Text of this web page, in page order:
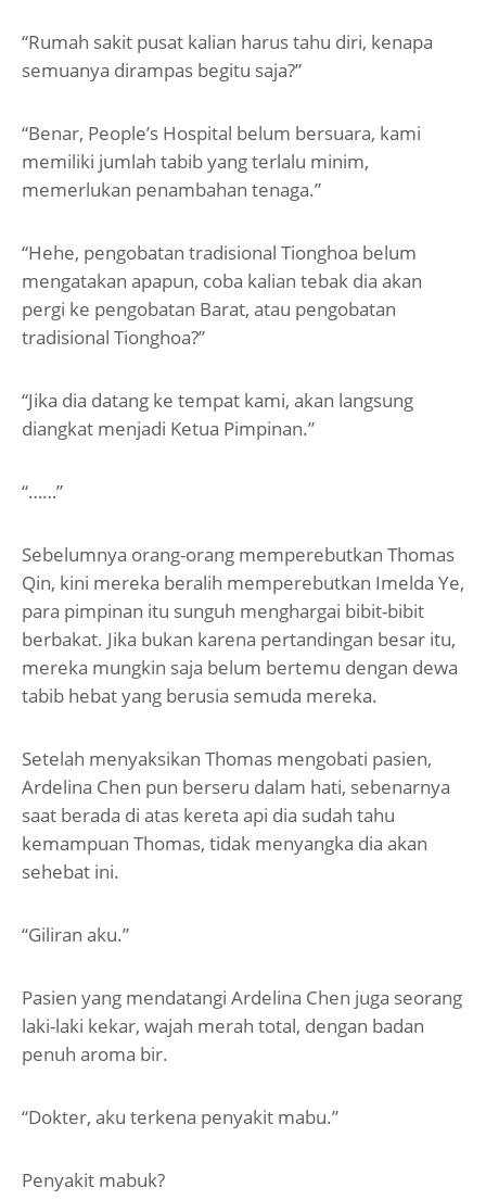
“Rumah sakit pusat kalian harus tahu diri, kenapa
semuanya dirampas begitu saja?”
“Benar, People’s Hospital belum bersuara, kami
memiliki jumlah tabib yang terlalu minim,
memerlukan penambahan tenaga.”
“Hehe, pengobatan tradisional Tionghoa belum
mengatakan apapun, coba kalian tebak dia akan
pergi ke pengobatan Barat, atau pengobatan
tradisional Tionghoa?”
“Jika dia datang ke tempat kami, akan langsung
diangkat menjadi Ketua Pimpinan.”
“……”
Sebelumnya orang-orang memperebutkan Thomas
Qin, kini mereka beralih memperebutkan Imelda Ye,
para pimpinan itu sunguh menghargai bibit-bibit
berbakat. Jika bukan karena pertandingan besar itu,
mereka mungkin saja belum bertemu dengan dewa
tabib hebat yang berusia semuda mereka.
Setelah menyaksikan Thomas mengobati pasien,
Ardelina Chen pun berseru dalam hati, sebenarnya
saat berada di atas kereta api dia sudah tahu
kemampuan Thomas, tidak menyangka dia akan
sehebat ini.
“Giliran aku.”
Pasien yang mendatangi Ardelina Chen juga seorang
laki-laki kekar, wajah merah total, dengan badan
penuh aroma bir.
“Dokter, aku terkena penyakit mabu.”
Penyakit mabuk?